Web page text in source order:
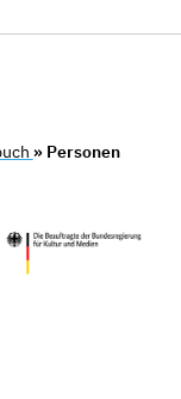
» Personen